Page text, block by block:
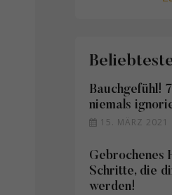
Bauchgefühl!
niemals
15. MÄRZ 2021
Gebrochenes
Schritte, die
werden!